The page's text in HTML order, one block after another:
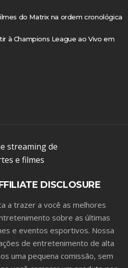
do Matrix na ordem cronológica
à Champions League ao Vivo em
DISCLOSURE
a trazer a você as melhores
sobre as últimas
e eventos esportivos. Nossa
de entretenimento de alta
uma pequena comissão, sem